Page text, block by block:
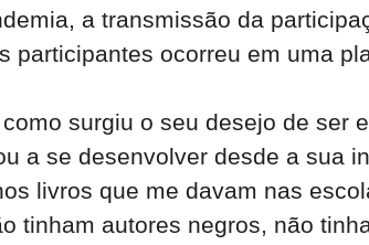
a transmissão da
participantes ocorreu em uma
surgiu o seu desejo de ser
a se desenvolver desde a sua
livros que me davam nas
tinham autores negros, não